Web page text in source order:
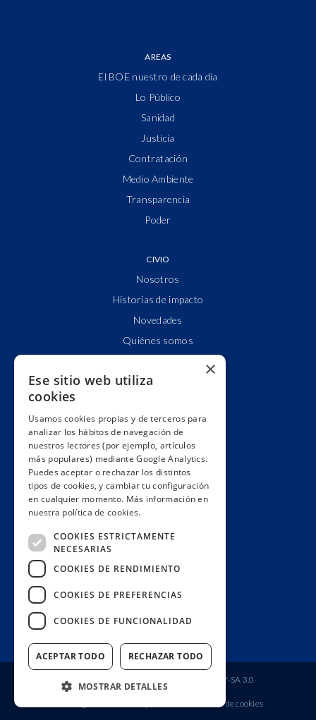
AREAS
El BOE nuestro de cada día
Lo Público
Sanidad
Justicia
Contratación
Medio Ambiente
Transparencia
Poder
CIVIO
Nosotros
Historias de impacto
Novedades
Quiénes somos
Alianzas y redes
Impacto
Premios
Formación
Código ético
Re-publica
Muro de donantes
Únete aquí
Fundación Ciudadana Civio CC BY-SA 3.0
Política de cookies
×
Ese sitio web utiliza
cookies
Usamos cookies propias y de terceros para
analizar los hábitos de navegación de
nuestros lectores (por ejemplo, artículos
más populares) mediante Google Analytics.
Puedes aceptar o rechazar los distintos
tipos de cookies, y cambiar tu configuración
en cualquier momento. Más información en
nuestra política de cookies.
COOKIES ESTRICTAMENTE
NECESARIAS
COOKIES DE RENDIMIENTO
COOKIES DE PREFERENCIAS
COOKIES DE FUNCIONALIDAD
ACEPTAR TODO RECHAZAR TODO
MOSTRAR DETALLES